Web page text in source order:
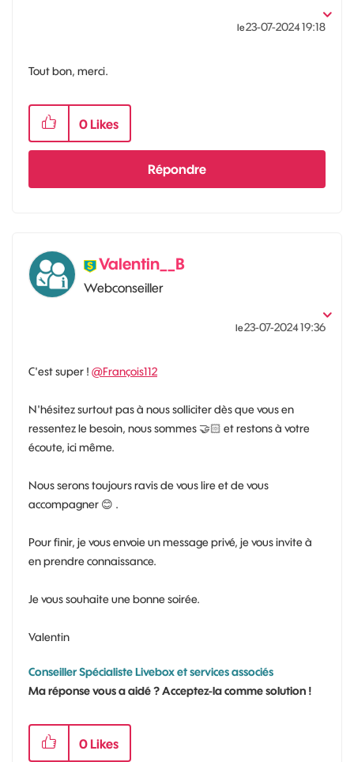
le‎23-07-202419:18
Tout bon, merci.
0 Likes
Répondre
Valentin__B
Webconseiller
le‎23-07-202419:36
C'est super ! @François112
N'hésitez surtout pas à nous solliciter dès que vous en
ressentez le besoin, nous sommes 🤝🏻 et restons à votre
écoute, ici même.
Nous serons toujours ravis de vous lire et de vous
accompagner 😊 .
Pour finir, je vous envoie un message privé, je vous invite à
en prendre connaissance.
Je vous souhaite une bonne soirée.
Valentin
Conseiller Spécialiste Livebox et services associés
Ma réponse vous a aidé ? Acceptez-la comme solution !
0 Likes